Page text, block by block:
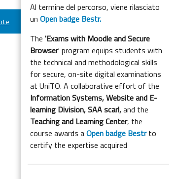
Al termine del percorso, viene rilasciato
unOpen badge Bestr.
The'Exams with Moodle and Secure
Browser' program equips students with
the technical and methodological skills
for secure, on-site digital examinations
at UniTO. A collaborative effort of the
Information Systems, Website and E-
learning Division,SAA scarl,and the
Teaching and Learning Center, the
course awards aOpen badge Bestrto
certify the expertise acquired